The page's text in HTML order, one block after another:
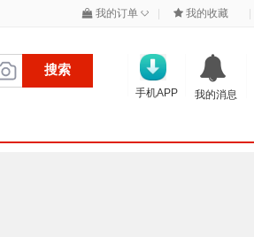
我的订单 ◇ 我的收藏
搜索
我的消息
手机APP